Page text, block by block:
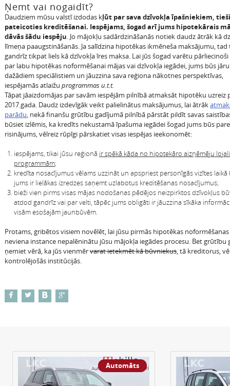
Ņemt vai nogaidīt?
Daudziem mūsu valstī izdodas kļūt par sava dzīvokļa īpašniekiem, tieši
pateicoties kreditēšanai. Iespējams, šogad arī jums hipotekārais
dāvās šādu iespēju. Jo mājokļu sadārdzināšanās notiek daudz ātrāk kā
līmeņa paaugstināšanās. Ja salīdzina hipotēkas ikmēneša maksājumu, tad
gandrīz tikpat liels kā dzīvokļa īres maksa. Lai jūs šogad varētu
par labu hipotēkas noformēšanai mājas vai dzīvokļa iegādei, jums būs
dažādiem speciālistiem un jāuzzina sava reģiona nākotnes perspektīvas,
iespējamās atlaižu programmas u.t.t.
Tāpat jāaizdomājas par savām iespējām pilnībā atmaksāt hipotēku uzreiz
2017.gada. Daudz izdevīgāk veikt palielinātus maksājumus, lai ātrāk
parādu, nekā finanšu grūtību gadījumā pilnībā pārstāt pildīt savas
būsiet izlēmis, ka kredīts nekustamā īpašuma iegādei šogad jums būs
risinājums, vēlreiz rūpīgi pārskatiet visas iespējas ieekonomēt:
iespējams, tikai jūsu reģionā ir spēkā kāda no hipotekāro aizņēmēju
programmām;
kredīta nosacījumus vēlams uzzināt un apspriest personīgās vizītes laikā
jums ir lielākas izredzes saņemt uzlabotus kreditēšanas nosacījumus;
bieži vien pirms visas mājas nodošanas pēdējos neizpirktos dzīvokļus
atdod gandrīz vai par velti, tāpēc jums obligāti ir jāuzzina sīkāka
visām esošajām jaunbūvēm.
Protams, gribētos visiem novēlēt, lai jūsu pirmās hipotēkas
neviena instance nepalēninātu jūsu mājokļa iegādes procesu. Bet grūtību
ņemiet vērā, ka jūs vienmērvarat ietekmēt kā būvniekus, tā kreditorus,
kontrolējošās institūcijās.
Automāts